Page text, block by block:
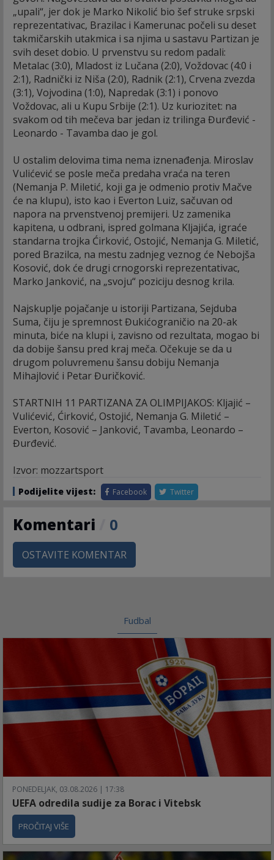
„upali“, jer dok je Marko Nikolić bio šef struke srpski
reprezentativac, Brazilac i Kamerunac počeli su deset
takmičarskih utakmica i sa njima u sastavu Partizan je
svih deset dobio. U prvenstvu su redom padali:
Metalac (3:0), Mladost iz Lučana (2:0), Voždovac (4:0 i
2:1), Radnički iz Niša (2:0), Radnik (2:1), Crvena zvezda
(3:1), Vojvodina (1:0), Napredak (3:1) i ponovo
Voždovac, ali u Kupu Srbije (2:1). Uz kuriozitet: na
svakom od tih mečeva bar jedan iz trilinga Đurđević -
Leonardo - Tavamba dao je gol.
U ostalim delovima tima nema iznenađenja. Miroslav
Vulićević se posle meča predaha vraća na teren
(Nemanja P. Miletić, koji ga je odmenio protiv Mačve
će na klupu), isto kao i Everton Luiz, sačuvan od
napora na prvenstvenoj premijeri. Uz zamenika
kapitena, u odbrani, ispred golmana Kljajića, igraće
standarna trojka Ćirković, Ostojić, Nemanja G. Miletić,
pored Brazilca, na mestu zadnjeg veznog će Nebojša
Kosović, dok će drugi crnogorski reprezentativac,
Marko Janković, na „svoju“ poziciju desnog krila.
Najskuplje pojačanje u istoriji Partizana, Sejduba
Suma, čiju je spremnost Đukićograničio na 20-ak
minuta, biće na klupi i, zavisno od rezultata, mogao bi
da dobije šansu pred kraj meča. Očekuje se da u
drugom poluvremenu šansu dobiju Nemanja
Mihajlović i Petar Đuričković.
STARTNIH 11 PARTIZANA ZA OLIMPIJAKOS: Kljajić –
Vulićević, Ćirković, Ostojić, Nemanja G. Miletić –
Everton, Kosović – Janković, Tavamba, Leonardo –
Đurđević.
Izvor: mozzartsport
Podijelite vijest: Facebook Twitter
Komentari 0
OSTAVITE KOMENTAR
Fudbal
PONEDELJAK, 03.08.2026 | 17:38
UEFA odredila sudije za Borac i Vitebsk
PROČITAJ VIŠE